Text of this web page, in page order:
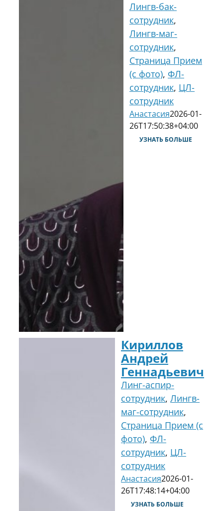
Лингв-бак-
сотрудник,
Лингв-маг-
сотрудник,
Страница Прием
(с фото), ФЛ-
сотрудник, ЦЛ-
сотрудник
Анастасия2026-01-
26T17:50:38+04:00
УЗНАТЬ БОЛЬШЕ
Кириллов
Андрей
Геннадьевич
Линг-аспир-
сотрудник, Лингв-
маг-сотрудник,
Страница Прием (с
фото), ФЛ-
сотрудник, ЦЛ-
сотрудник
Анастасия2026-01-
26T17:48:14+04:00
УЗНАТЬ БОЛЬШЕ